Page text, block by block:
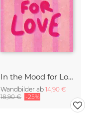
In the Mood for Love - Handlettering
Wandbilder ab 14,90 €
18,90 € -25%